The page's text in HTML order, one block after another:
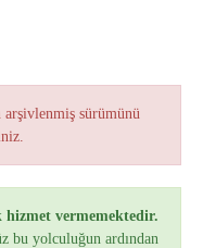
sürümünü
vermemektedir.
bu yolculuğun ardından